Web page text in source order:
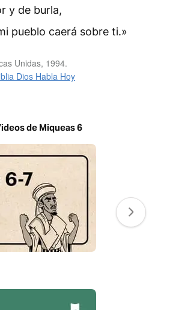
y de burla,
pueblo caerá sobre ti.»
Unidas, 1994.
Dios Habla Hoy
de Miqueas 6